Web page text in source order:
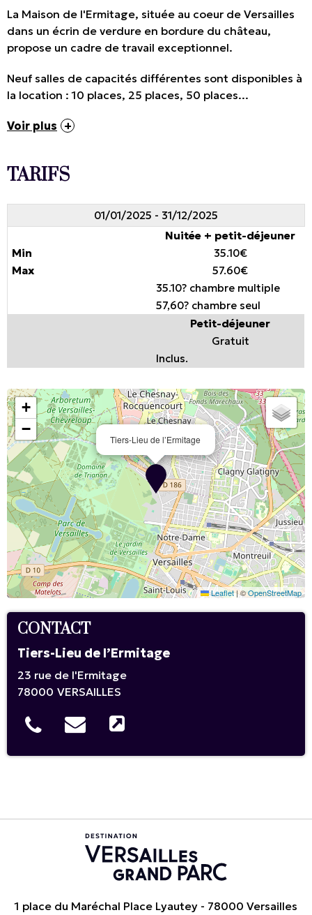
La Maison de l'Ermitage, située au coeur de Versailles
dans un écrin de verdure en bordure du château,
propose un cadre de travail exceptionnel.
Neuf salles de capacités différentes sont disponibles à
la location : 10 places, 25 places, 50 places...
Voir plus
TARIFS
01/01/2025 - 31/12/2025
Nuitée + petit-déjeuner
35.10€
57.60€
35.10? chambre multiple
57,60? chambre seul
Petit-déjeuner
Gratuit
Inclus.
Tiers-Lieu de l’Ermitage
+
−
Leaflet|©OpenStreetMap
CONTACT
Tiers-Lieu de l’Ermitage
23 rue de l'Ermitage
78000 VERSAILLES
1 place du Maréchal Place Lyautey - 78000 Versailles